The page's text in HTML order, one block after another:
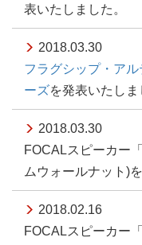
表いたしました。
2018.03.30
フラグシップ・ア
ーズを発表いたしま
2018.03.30
FOCALスピーカー「
ムウォールナット)
2018.02.16
FOCALスピーカー「